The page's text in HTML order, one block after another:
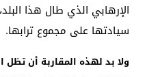
الإرهابي الذي طال هذا
سيادتها على مجموع ترابها.
ولا بد لهذه المقاربة أن تظل